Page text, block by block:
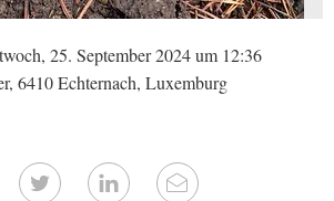
25. September 2024 um 12:36
6410 Echternach, Luxemburg